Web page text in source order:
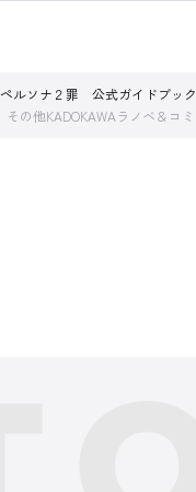
ペルソナ２罪 公式ガイドブッ
その他KADOKAWAラノベ＆コ